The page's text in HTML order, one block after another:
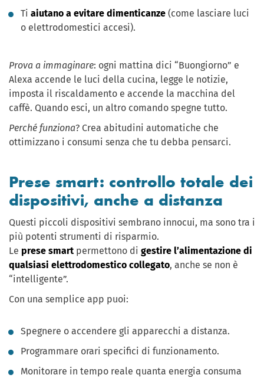
Ti aiutano a evitare dimenticanze (come lasciare luci
o elettrodomestici accesi).
Prova a immaginare: ogni mattina dici “Buongiorno” e
Alexa accende le luci della cucina, legge le notizie,
imposta il riscaldamento e accende la macchina del
caffè. Quando esci, un altro comando spegne tutto.
Perché funziona? Crea abitudini automatiche che
ottimizzano i consumi senza che tu debba pensarci.
Prese smart: controllo totale dei
dispositivi, anche a distanza
Questi piccoli dispositivi sembrano innocui, ma sono tra i
più potenti strumenti di risparmio.
Le prese smart permettono di gestire l’alimentazione di
qualsiasi elettrodomestico collegato, anche se non è
“intelligente”.
Con una semplice app puoi:
Spegnere o accendere gli apparecchi a distanza.
Programmare orari specifici di funzionamento.
Monitorare in tempo reale quanta energia consuma